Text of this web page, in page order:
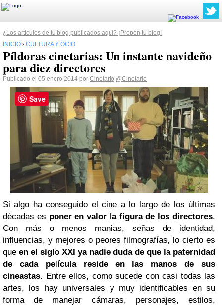
¿Los artículos de tu blog publicados aquí? ¡Propón tu blog!
INICIO › CULTURA Y OCIO
Píldoras cinetarias: Un instante navideño
para diez directores
Publicado el 05 enero 2014 por Cinetario @Cinetario
Si algo ha conseguido el cine a lo largo de los últimas
décadas es poner en valor la figura de los directores.
Con más o menos manías, señas de identidad,
influencias, y mejores o peores filmografías, lo cierto es
que en el siglo XXI ya nadie duda de que la paternidad
de cada película reside en las manos de sus
cineastas. Entre ellos, como sucede con casi todas las
artes, los hay universales y muy identificables en su
forma de manejar cámaras, personajes, estilos,
Save